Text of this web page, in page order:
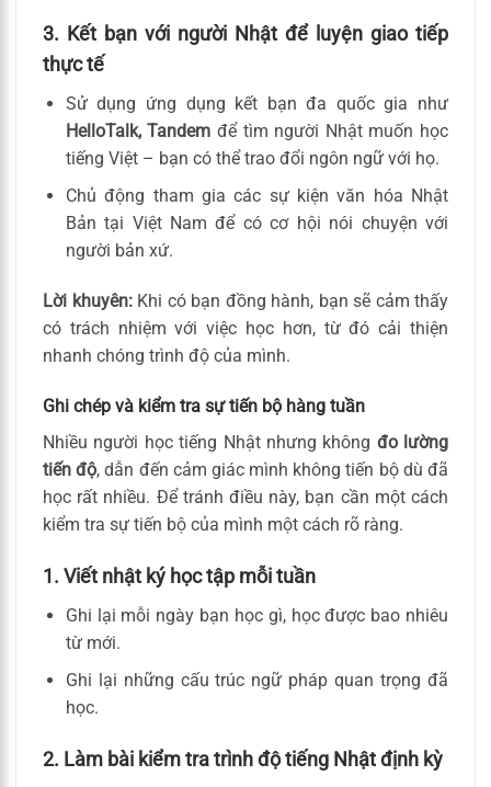
3. Kết bạn với người Nhật để luyện giao tiếp
thực tế
Sử dụng ứng dụng kết bạn đa quốc gia như
HelloTalk, Tandem để tìm người Nhật muốn học
tiếng Việt – bạn có thể trao đổi ngôn ngữ với họ.
Chủ động tham gia các sự kiện văn hóa Nhật
Bản tại Việt Nam để có cơ hội nói chuyện với
người bản xứ.
Lời khuyên:Khi có bạn đồng hành, bạn sẽ cảm thấy
có trách nhiệm với việc học hơn, từ đó cải thiện
nhanh chóng trình độ của mình.
Ghi chép và kiểm tra sự tiến bộ hàng tuần
Nhiều người học tiếng Nhật nhưng không đo lường
tiến độ, dẫn đến cảm giác mình không tiến bộ dù đã
học rất nhiều. Để tránh điều này, bạn cần một cách
kiểm tra sự tiến bộ của mình một cách rõ ràng.
1. Viết nhật ký học tập mỗi tuần
Ghi lại mỗi ngày bạn học gì, học được bao nhiêu
từ mới.
Ghi lại những cấu trúc ngữ pháp quan trọng đã
học.
2. Làm bài kiểm tra trình độ tiếng Nhật định kỳ